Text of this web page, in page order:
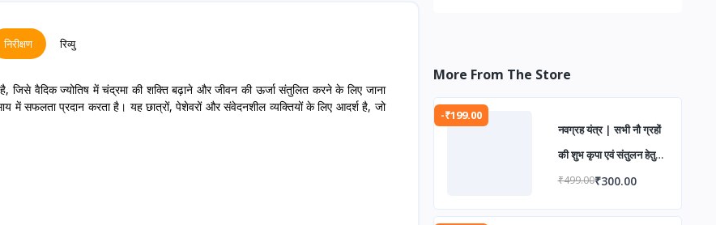
निरीक्षण रिव्यु
जिसे वैदिक ज्योतिष में चंद्रमा की शक्ति बढ़ाने और जीवन की ऊर्जा संतुलित करने के लिए जाना
में सफलता प्रदान करता है। यह छात्रों, पेशेवरों और संवेदनशील व्यक्तियों के लिए आदर्श है, जो
More From The Store
-₹199.00
नवग्रह यंत्र | सभी नौ ग्रहों
की शुभ कृपा एवं संतुलन हेतु
पवित्र वैदिक यंत्र | ग्रह दोष
₹499.00₹300.00